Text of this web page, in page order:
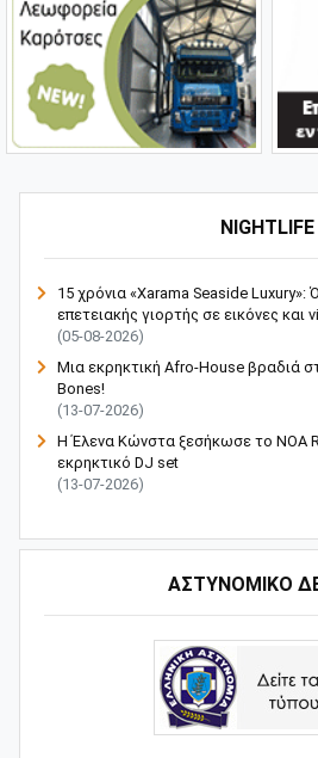
NIGHTLIFE
15 χρόνια «Xarama Seaside Luxury»:
επετειακής γιορτής σε εικόνες και
(05-08-2026)
Μια εκρηκτική Afro-House βραδιά
Bones!
(13-07-2026)
Η Έλενα Κώνστα ξεσήκωσε το NOA
εκρηκτικό DJ set
(13-07-2026)
ΑΣΤΥΝΟΜΙΚΟ